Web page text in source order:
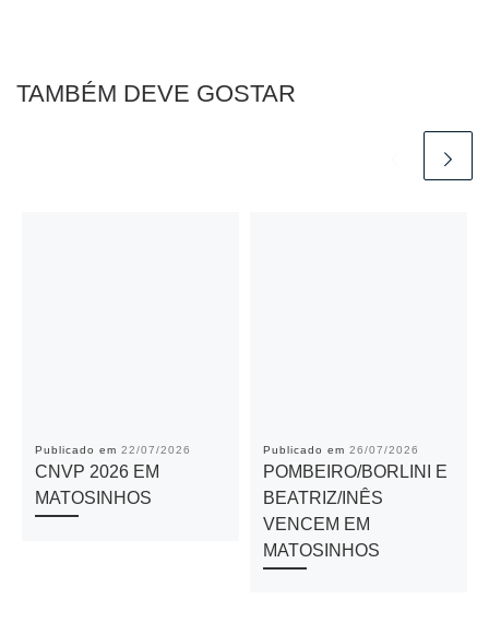
o
p
er k
TAMBÉM DEVE GOSTAR
Publicado em 22/07/2026
CNVP 2026 EM
MATOSINHOS
Publicado em 26/07/2026
POMBEIRO/BORLINI E
BEATRIZ/INÊS
VENCEM EM
MATOSINHOS